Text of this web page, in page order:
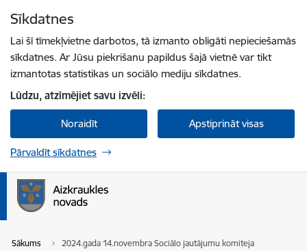
Sīkdatnes
Lai šī tīmekļvietne darbotos, tā izmanto obligāti nepieciešamās
sīkdatnes. Ar Jūsu piekrišanu papildus šajā vietnē var tikt
izmantotas statistikas un sociālo mediju sīkdatnes.
Lūdzu, atzīmējiet savu izvēli:
Noraidīt Apstiprināt visas
Pārvaldīt sīkdatnes
Sākums 2024.gada 14.novembra Sociālo jautājumu komiteja